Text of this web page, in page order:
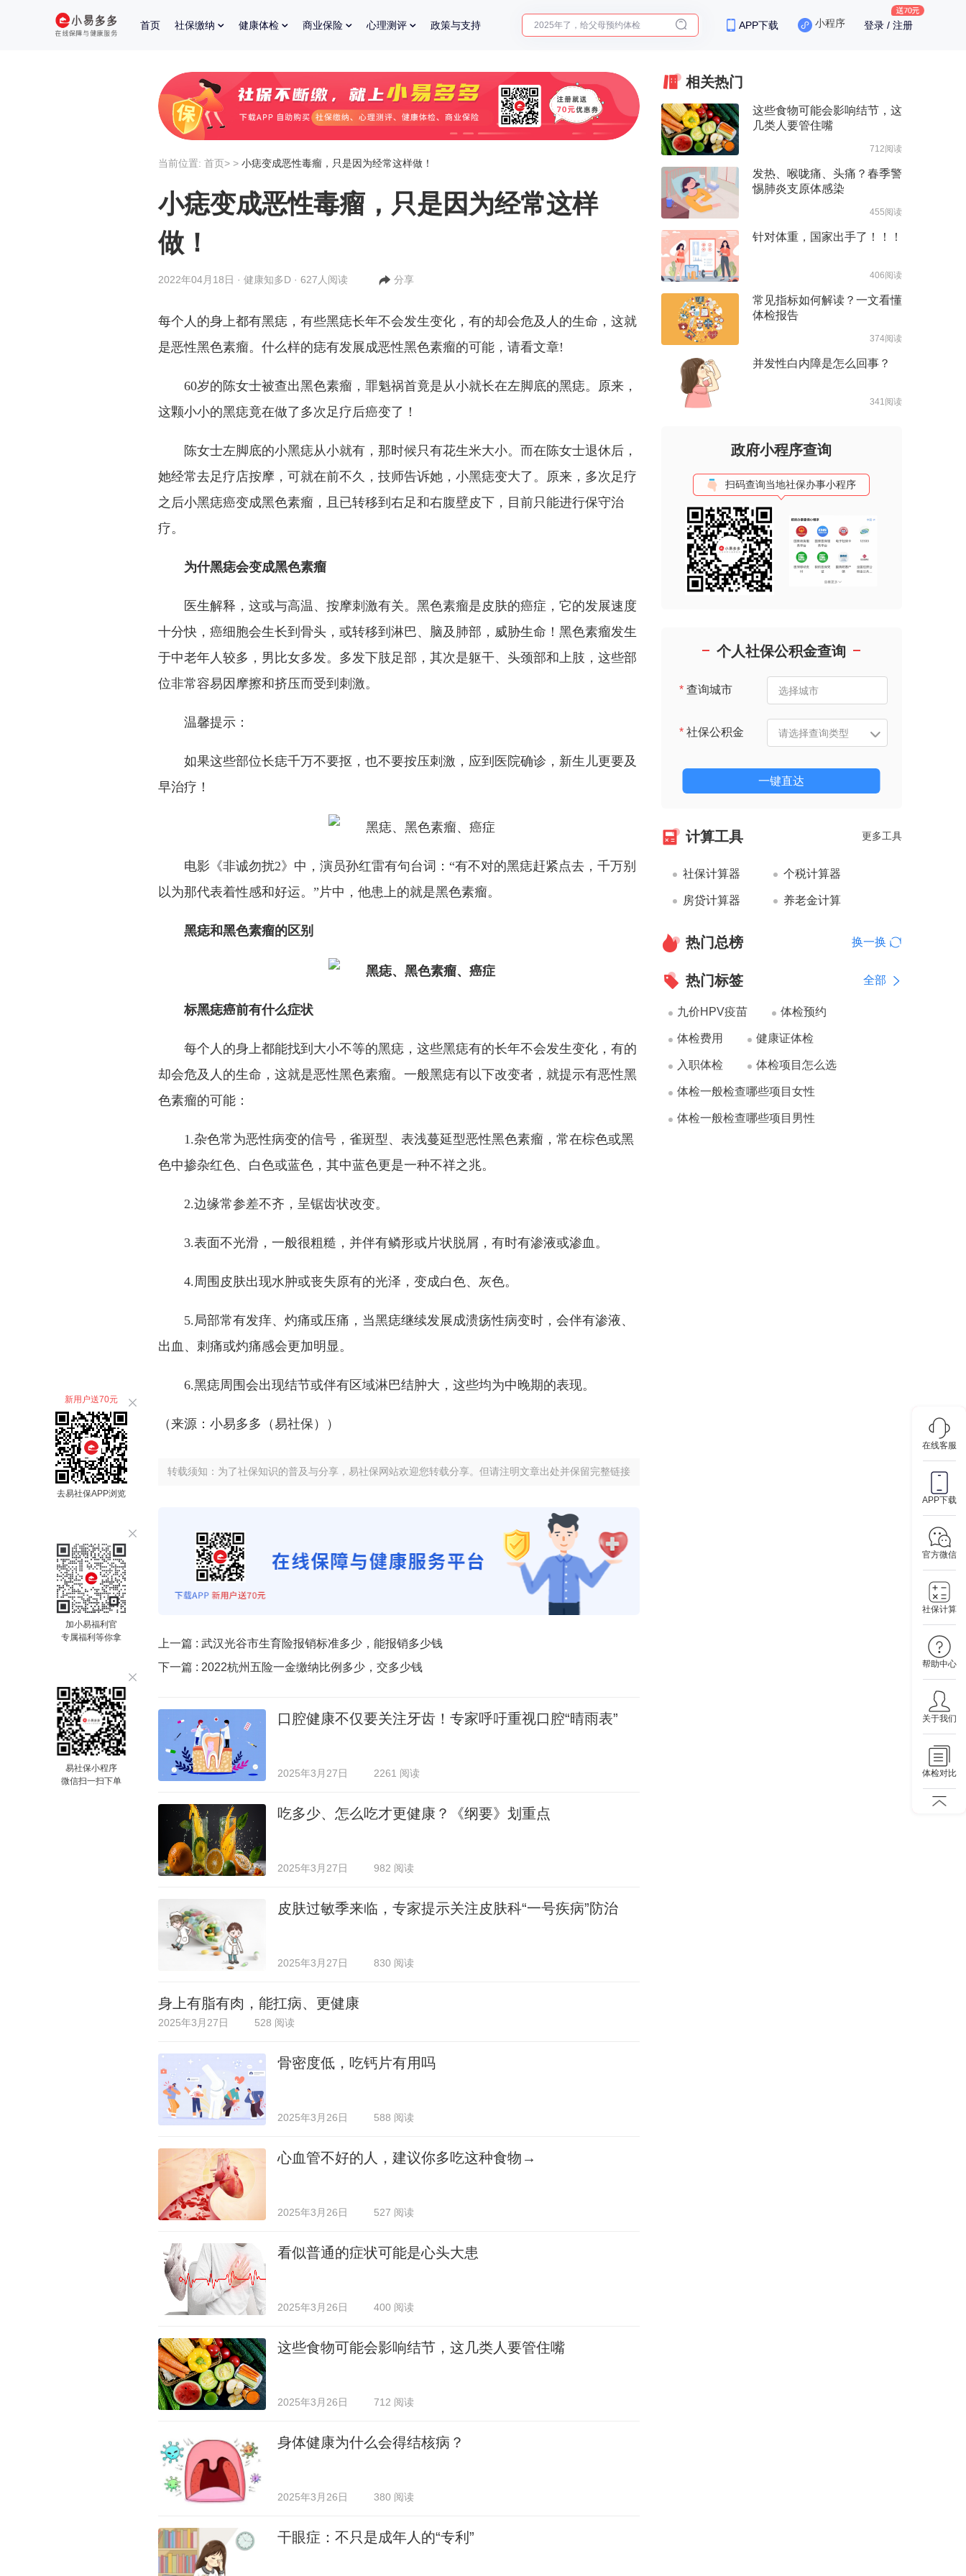
首页 社保缴纳 健康体检 商业保险 心理测评 政策与支持 体检前能吃药吗？
2025年了，给父母预约体检
APP下载 小程序 登录 / 注册
在线客服
APP下载
官方微信
社保计算
帮助中心
关于我们
体检对比
新用户送70元
去易社保APP浏览
加小易福利官
专属福利等你拿
易社保小程序
微信扫一扫下单
当前位置: 首页> > 小痣变成恶性毒瘤，只是因为经常这样做！
小痣变成恶性毒瘤，只是因为经常这样
做！
2022年04月18日 · 健康知多D · 627人阅读 分享
每个人的身上都有黑痣，有些黑痣长年不会发生变化，有的却会危及人的生命，这就
是恶性黑色素瘤。什么样的痣有发展成恶性黑色素瘤的可能，请看文章!
60岁的陈女士被查出黑色素瘤，罪魁祸首竟是从小就长在左脚底的黑痣。原来，
这颗小小的黑痣竟在做了多次足疗后癌变了！
陈女士左脚底的小黑痣从小就有，那时候只有花生米大小。而在陈女士退休后，
她经常去足疗店按摩，可就在前不久，技师告诉她，小黑痣变大了。原来，多次足疗
之后小黑痣癌变成黑色素瘤，且已转移到右足和右腹壁皮下，目前只能进行保守治
疗。
为什黑痣会变成黑色素瘤
医生解释，这或与高温、按摩刺激有关。黑色素瘤是皮肤的癌症，它的发展速度
十分快，癌细胞会生长到骨头，或转移到淋巴、脑及肺部，威胁生命！黑色素瘤发生
于中老年人较多，男比女多发。多发下肢足部，其次是躯干、头颈部和上肢，这些部
位非常容易因摩擦和挤压而受到刺激。
温馨提示：
如果这些部位长痣千万不要抠，也不要按压刺激，应到医院确诊，新生儿更要及
早治疗！
电影《非诚勿扰2》中，演员孙红雷有句台词：“有不对的黑痣赶紧点去，千万别
以为那代表着性感和好运。”片中，他患上的就是黑色素瘤。
黑痣和黑色素瘤的区别
标黑痣癌前有什么症状
每个人的身上都能找到大小不等的黑痣，这些黑痣有的长年不会发生变化，有的
却会危及人的生命，这就是恶性黑色素瘤。一般黑痣有以下改变者，就提示有恶性黑
色素瘤的可能：
1.杂色常为恶性病变的信号，雀斑型、表浅蔓延型恶性黑色素瘤，常在棕色或黑
色中掺杂红色、白色或蓝色，其中蓝色更是一种不祥之兆。
2.边缘常参差不齐，呈锯齿状改变。
3.表面不光滑，一般很粗糙，并伴有鳞形或片状脱屑，有时有渗液或渗血。
4.周围皮肤出现水肿或丧失原有的光泽，变成白色、灰色。
5.局部常有发痒、灼痛或压痛，当黑痣继续发展成溃疡性病变时，会伴有渗液、
出血、刺痛或灼痛感会更加明显。
6.黑痣周围会出现结节或伴有区域淋巴结肿大，这些均为中晚期的表现。
（来源：小易多多（易社保））
转载须知：为了社保知识的普及与分享，易社保网站欢迎您转载分享。但请注明文章出处并保留完整链接
上一篇 : 武汉光谷市生育险报销标准多少，能报销多少钱
下一篇 : 2022杭州五险一金缴纳比例多少，交多少钱
口腔健康不仅要关注牙齿！专家呼吁重视口腔“晴雨表”
2025年3月27日 2261 阅读
吃多少、怎么吃才更健康？《纲要》划重点
2025年3月27日 982 阅读
皮肤过敏季来临，专家提示关注皮肤科“一号疾病”防治
2025年3月27日 830 阅读
身上有脂有肉，能扛病、更健康
2025年3月27日 528 阅读
骨密度低，吃钙片有用吗
2025年3月26日 588 阅读
心血管不好的人，建议你多吃这种食物→
2025年3月26日 527 阅读
看似普通的症状可能是心头大患
2025年3月26日 400 阅读
这些食物可能会影响结节，这几类人要管住嘴
2025年3月26日 712 阅读
身体健康为什么会得结核病？
2025年3月26日 380 阅读
干眼症：不只是成年人的“专利”
相关热门
这些食物可能会影响结节，这
几类人要管住嘴
712阅读
发热、喉咙痛、头痛？春季警
惕肺炎支原体感染
455阅读
针对体重，国家出手了！！！
406阅读
常见指标如何解读？一文看懂
体检报告
374阅读
并发性白内障是怎么回事？
341阅读
政府小程序查询
扫码查询当地社保办事小程序
个人社保公积金查询
*查询城市
*社保公积金
一键直达
计算工具 更多工具
社保计算器 个税计算器
房贷计算器 养老金计算
热门总榜 换一换
热门标签 全部
九价HPV疫苗 体检预约
体检费用 健康证体检
入职体检 体检项目怎么选
体检一般检查哪些项目女性
体检一般检查哪些项目男性